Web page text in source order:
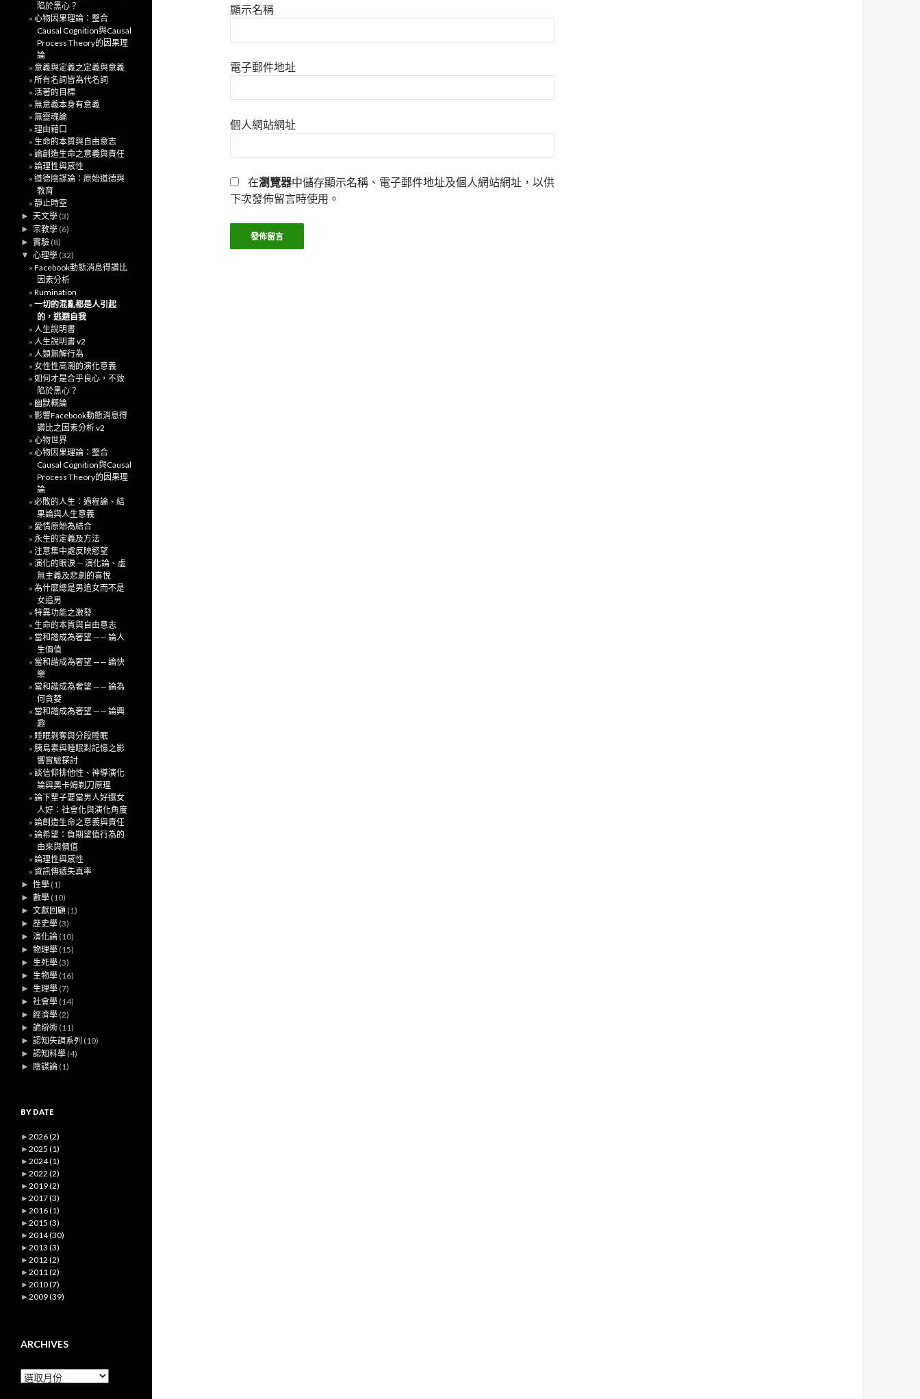
顯示名稱
電子郵件地址
個人網站網址
在瀏覽器中儲存顯示名稱、電子郵件地址及個人網站網址，以供
下次發佈留言時使用。
陷於黑心？
心物因果理論：整合
Causal Cognition與Causal
Process Theory的因果理
論
意義與定義之定義與意義
所有名詞皆為代名詞
活著的目標
無意義本身有意義
無靈魂論
理由藉口
生命的本質與自由意志
論創造生命之意義與責任
論理性與感性
道德陰謀論：原始道德與
教育
靜止時空
► 天文學 (3)
► 宗教學 (6)
► 實驗 (8)
▼ 心理學 (32)
Facebook動態消息得讚比
因素分析
Rumination
一切的混亂都是人引起
的，逃避自我
人生說明書
人生說明書 v2
人類無解行為
女性性高潮的演化意義
如何才是合乎良心，不致
陷於黑心？
幽默概論
影響Facebook動態消息得
讚比之因素分析 v2
心物世界
心物因果理論：整合
Causal Cognition與Causal
Process Theory的因果理
論
必敗的人生：過程論、結
果論與人生意義
愛情原始為結合
永生的定義及方法
注意集中處反映慾望
演化的眼淚 — 演化論、虛
無主義及悲劇的喜悅
為什麼總是男追女而不是
女追男
特異功能之激發
生命的本質與自由意志
當和諧成為奢望 —— 論人
生價值
當和諧成為奢望 —— 論快
樂
當和諧成為奢望 —— 論為
何貪婪
當和諧成為奢望 —— 論興
趣
睡眠剝奪與分段睡眠
胰島素與睡眠對記憶之影
響實驗探討
談信仰排他性、神導演化
論與奧卡姆剃刀原理
論下輩子要當男人好還女
人好：社會化與演化角度
論創造生命之意義與責任
論希望：負期望值行為的
由來與價值
論理性與感性
資訊傳遞失真率
► 性學 (1)
► 數學 (10)
► 文獻回顧 (1)
► 歷史學 (3)
► 演化論 (10)
► 物理學 (15)
► 生死學 (3)
► 生物學 (16)
► 生理學 (7)
► 社會學 (14)
► 經濟學 (2)
► 詭辯術 (11)
► 認知失調系列 (10)
► 認知科學 (4)
► 陰謀論 (1)
BY DATE
►2026(2)
►2025 (1)
►2024(1)
►2022 (2)
►2019(2)
►2017(3)
►2016(1)
►2015 (3)
►2014(30)
►2013 (3)
►2012 (2)
►2011(2)
►2010(7)
►2009(39)
ARCHIVES
Archives